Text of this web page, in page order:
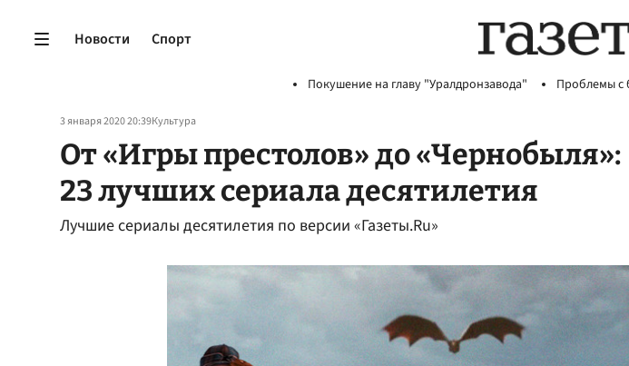
Новости Спорт
Покушение на главу "Уралдронзавода" Проблемы с
3 января 2020 20:39Культура
От «Игры престолов» до «Чернобыля»:
23 лучших сериала десятилетия
Лучшие сериалы десятилетия по версии «Газеты.Ru»